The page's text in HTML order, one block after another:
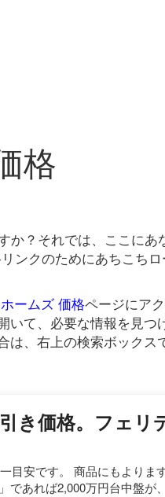
格
か？それでは、ここにあ
ンクのためにあちこち
ームズ 価格ページにア
て、必要な情報を見つ
は、右上の検索ボックス
き価格。フェリ
目安です。 商品にもよりま
であれば2,000万円台中盤が